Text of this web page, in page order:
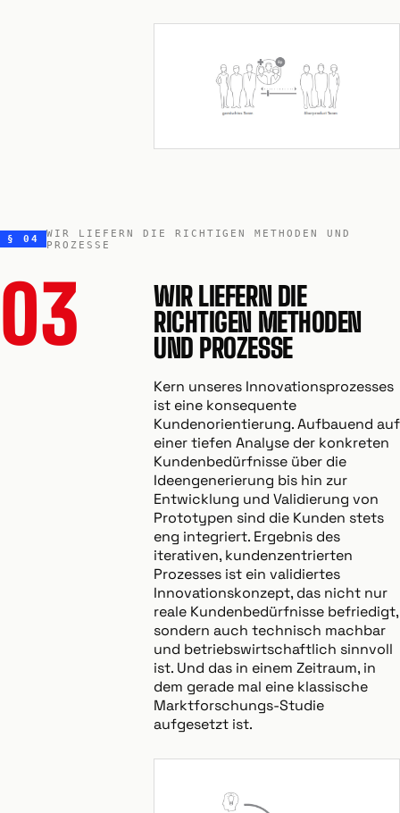
§ 04
WIR LIEFERN DIE RICHTIGEN METHODEN UND
PROZESSE
03
WIR LIEFERN DIE
RICHTIGEN METHODEN
UND PROZESSE
Kern unseres Innovationsprozesses
ist eine konsequente
Kundenorientierung. Aufbauend auf
einer tiefen Analyse der konkreten
Kundenbedürfnisse über die
Ideengenerierung bis hin zur
Entwicklung und Validierung von
Prototypen sind die Kunden stets
eng integriert. Ergebnis des
iterativen, kundenzentrierten
Prozesses ist ein validiertes
Innovationskonzept, das nicht nur
reale Kundenbedürfnisse befriedigt,
sondern auch technisch machbar
und betriebswirtschaftlich sinnvoll
ist. Und das in einem Zeitraum, in
dem gerade mal eine klassische
Marktforschungs-Studie
aufgesetzt ist.